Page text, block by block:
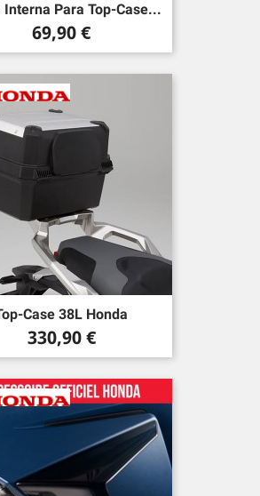
Interna Para Top-Case...
Precio
69,90 €
Case 38L Honda
Precio
330,90 €